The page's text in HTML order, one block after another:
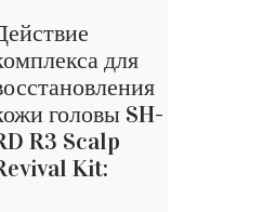
для
головы SH-
R3 Scalp
Kit: